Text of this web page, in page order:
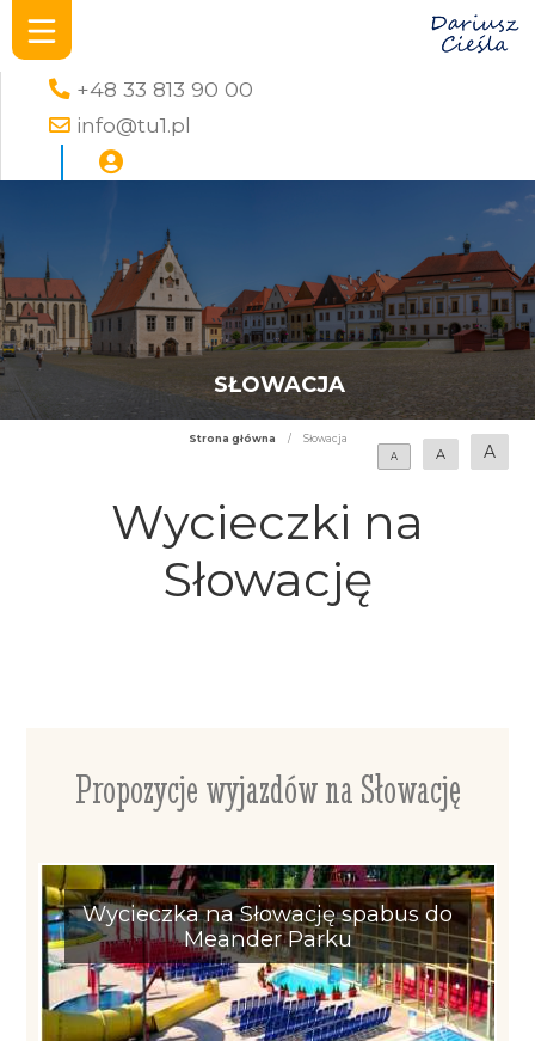
+48 33 813 90 00
info@tu1.pl
SŁOWACJA
Strona główna /
Słowacja
A
A A
Wycieczki na
Słowację
Propozycje wyjazdów na Słowację
Wycieczka na Słowację spabus do
Meander Parku